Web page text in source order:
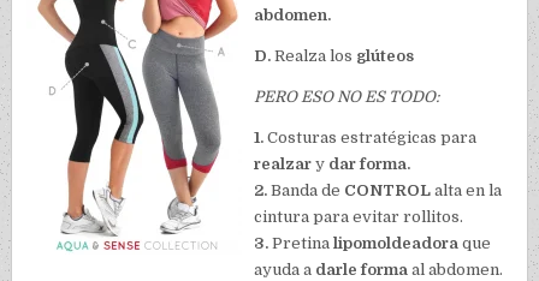
abdomen.
D. Realza los glúteos
PERO ESO NO ES TODO:
1. Costuras estratégicas para
realzar y dar forma.
2. Banda de CONTROL alta en la
cintura para evitar rollitos.
3. Pretinalipomoldeadora que
ayuda a darle forma al abdomen.